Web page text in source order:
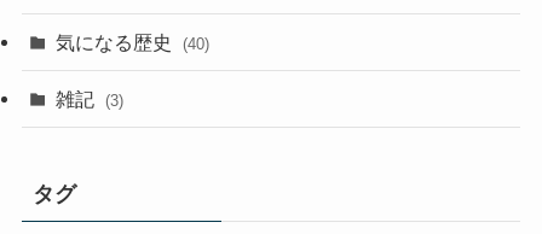
気になる歴史 (40)
雑記 (3)
タグ